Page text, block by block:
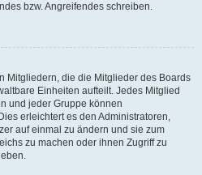
bzw. Angreifendes schreiben.
Mitgliedern, die die Mitglieder des Boards
Einheiten aufteilt. Jedes Mitglied
und jeder Gruppe können
erleichtert es den Administratoren,
auf einmal zu ändern und sie zum
zu machen oder ihnen Zugriff zu